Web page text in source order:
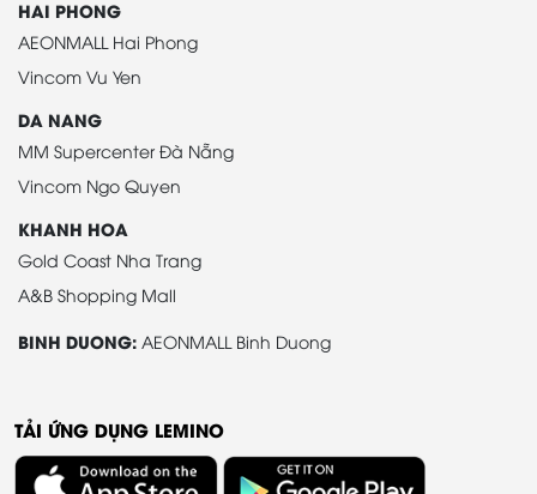
HAI PHONG
AEONMALL Hai Phong
Vincom Vu Yen
DA NANG
MM Supercenter Đà Nẵng
Vincom Ngo Quyen
KHANH HOA
Gold Coast Nha Trang
A&B Shopping Mall
BINH DUONG: AEONMALL Binh Duong
TẢI ỨNG DỤNG LEMINO